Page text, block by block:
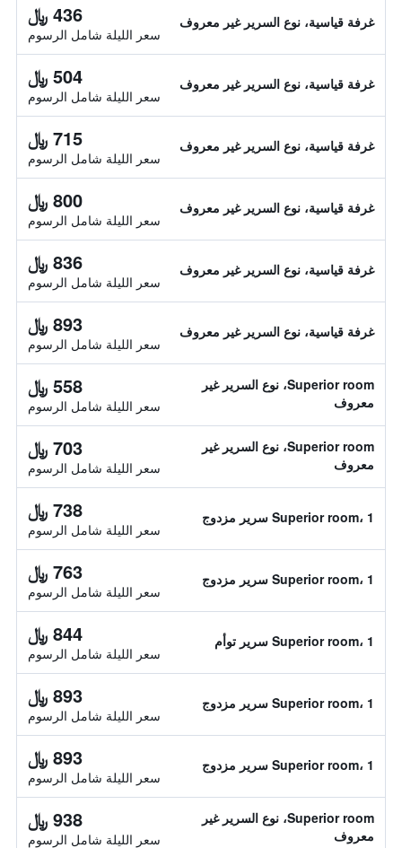
غرفة قياسية، نوع السرير غير معروف 436 ﷼
سعر الليلة شامل الرسوم
غرفة قياسية، نوع السرير غير معروف 504 ﷼
سعر الليلة شامل الرسوم
غرفة قياسية، نوع السرير غير معروف 715 ﷼
سعر الليلة شامل الرسوم
غرفة قياسية، نوع السرير غير معروف 800 ﷼
سعر الليلة شامل الرسوم
غرفة قياسية، نوع السرير غير معروف 836 ﷼
سعر الليلة شامل الرسوم
غرفة قياسية، نوع السرير غير معروف 893 ﷼
سعر الليلة شامل الرسوم
Superior room، نوع السرير غير
معروف
558 ﷼
سعر الليلة شامل الرسوم
Superior room، نوع السرير غير
معروف
703 ﷼
سعر الليلة شامل الرسوم
Superior room، 1 سرير مزدوج 738 ﷼
سعر الليلة شامل الرسوم
Superior room، 1 سرير مزدوج 763 ﷼
سعر الليلة شامل الرسوم
Superior room، 1 سرير توأم 844 ﷼
سعر الليلة شامل الرسوم
Superior room، 1 سرير مزدوج 893 ﷼
سعر الليلة شامل الرسوم
Superior room، 1 سرير مزدوج 893 ﷼
سعر الليلة شامل الرسوم
Superior room، نوع السرير غير
معروف
938 ﷼
سعر الليلة شامل الرسوم